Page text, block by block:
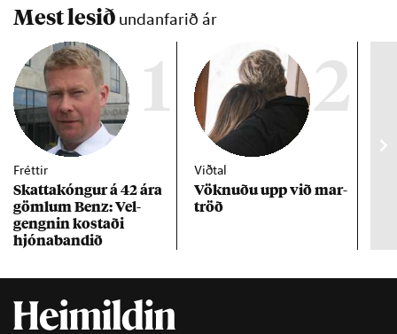
Mest lesið undanfarið ár
1
Fréttir
Skattakóng­ur á 42 ára
göml­um Benz: Vel­
gengn­in kostaði
hjóna­band­ið
2
Viðtal
Vökn­uðu upp við mar­
tröð